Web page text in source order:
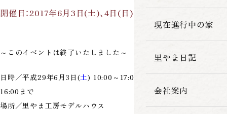
暮らしの性能
現在進行中の家
里やま日記
会社案内
開催日：2017年6月3日(土)、4日(日)
～このイベントは終了いたしました～
日時／平成29年6月3 日(土) 10:00～17:00まで、4日(日) 10:00～
16:00まで
場所／里やま工房モデルハウス